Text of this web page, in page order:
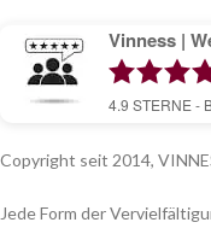
Vinness |
4.9 STERNE -
Copyright seit 2014,
Jede Form der